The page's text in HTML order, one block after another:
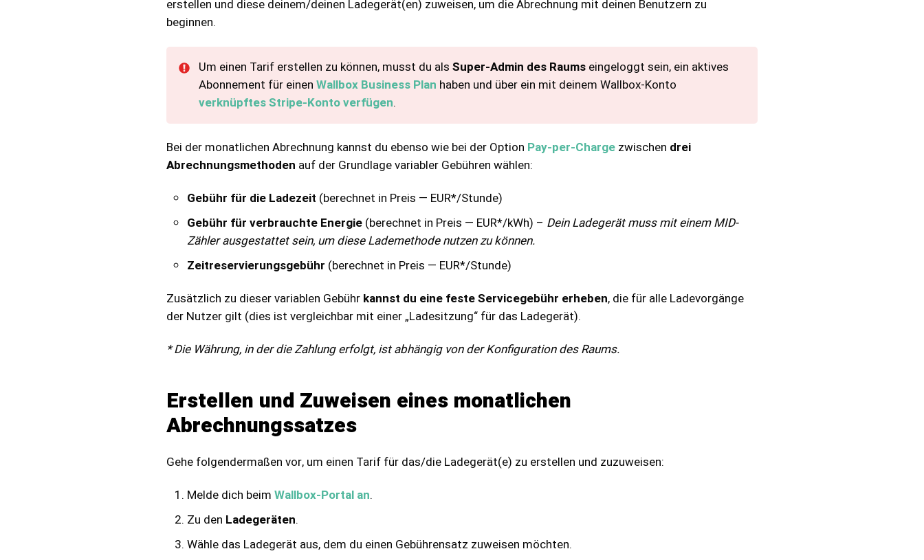
erstellen und diese deinem/deinen Ladegerät(en) zuweisen, um die Abrechnung mit deinen Benutzern zu
beginnen.
Um einen Tarif erstellen zu können, musst du als Super-Admin des Raumseingeloggt sein, ein aktives
Abonnement für einen Wallbox Business Plan haben und über ein mit deinem Wallbox-Konto
verknüpftes Stripe-Konto verfügen.
Bei der monatlichen Abrechnung kannst du ebenso wie bei der Option Pay-per-Charge zwischen drei
Abrechnungsmethoden auf der Grundlage variabler Gebühren wählen:
Gebühr für die Ladezeit (berechnet in Preis — EUR*/Stunde)
Gebühr für verbrauchte Energie (berechnet in Preis — EUR*/kWh) – Dein Ladegerät muss mit einem MID-
Zähler ausgestattet sein, um diese Lademethode nutzen zu können.
Zeitreservierungsgebühr (berechnet in Preis — EUR*/Stunde)
Zusätzlich zu dieser variablen Gebühr kannst du eine feste Servicegebühr erheben, die für alle Ladevorgänge
der Nutzer gilt (dies ist vergleichbar mit einer „Ladesitzung“ für das Ladegerät).
* Die Währung, in der die Zahlung erfolgt, ist abhängig von der Konfiguration des Raums.
Erstellen und Zuweisen eines monatlichen
Abrechnungssatzes
Gehe folgendermaßen vor, um einen Tarif für das/die Ladegerät(e) zu erstellen und zuzuweisen:
Melde dich beim Wallbox-Portal an.
Zu den Ladegeräten.
Wähle das Ladegerät aus, dem du einen Gebührensatz zuweisen möchten.